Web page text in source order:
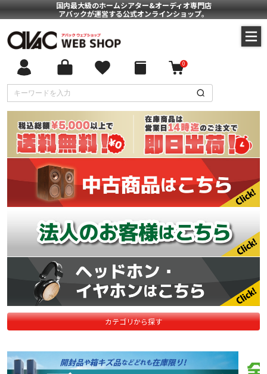
国内最大級のホームシアター&オーディオ専門店
アバックが運営する公式オンラインショップ。
0
カテゴリから探す